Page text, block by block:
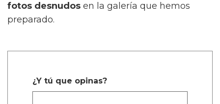
fotos desnudos en la galería que hemos
preparado.
¿Y tú que opinas?